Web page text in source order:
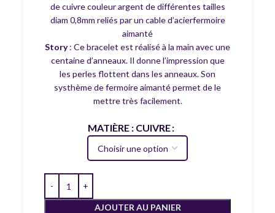
de cuivre couleur argent de différentes tailles
diam 0,8mm reliés par un cable d’acierfermoire
aimanté
Story: Ce bracelet est réalisé à la main avec une
centaine d’anneaux. Il donne l’impression que
les perles flottent dans les anneaux. Son
systhème de fermoire aimanté permet de le
mettre très facilement.
MATIÈRE : CUIVRE
AJOUTER AU PANIER